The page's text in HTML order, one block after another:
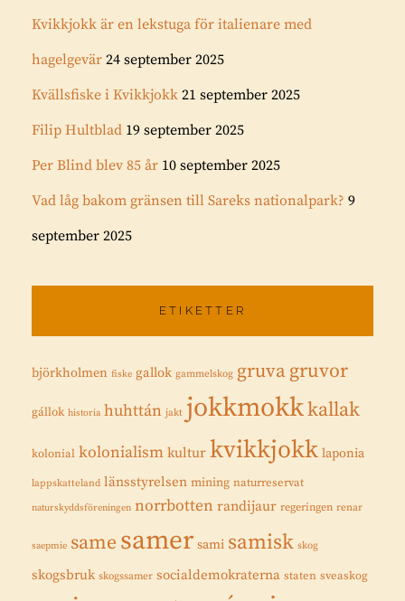
Kvikkjokk är en lekstuga för italienare med
hagelgevär 24 september 2025
Kvällsfiske i Kvikkjokk 21 september 2025
Filip Hultblad 19 september 2025
Per Blind blev 85 år 10 september 2025
Vad låg bakom gränsen till Sareks nationalpark? 9
september 2025
ETIKETTER
björkholmen fiske gallok gammelskog gruvagruvor
gállok historia huhttán jakt jokkmokkkallak
kolonial kolonialism kultur kvikkjokk laponia
lappskatteland länsstyrelsen mining naturreservat
naturskyddsföreningen norrbotten randijaur regeringen renar
saepmie same samer sami samisk skog
skogsbruk skogssamer socialdemokraterna staten sveaskog